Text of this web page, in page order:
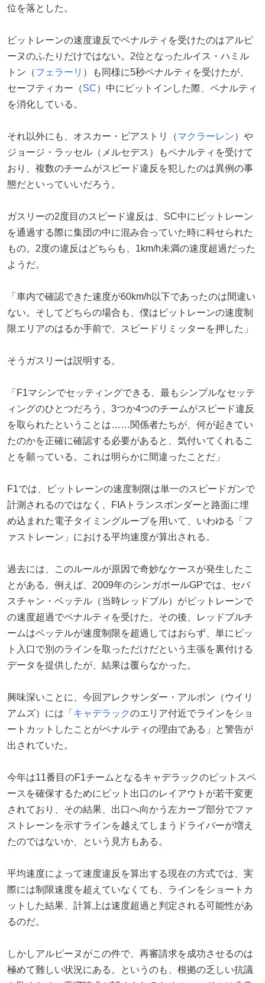
位を落とした。
ピットレーンの速度違反でペナルティを受けたのはアルピ
ーヌのふたりだけではない。2位となったルイス・ハミル
トン（フェラーリ ）も同様に5秒ペナルティを受けたが、
セーフティカー（SC）中にピットインした際、ペナルティ
を消化している。
それ以外にも、オスカー・ピアストリ（マクラーレン）や
ジョージ・ラッセル（メルセデス）もペナルティを受けて
おり、複数のチームがスピード違反を犯したのは異例の事
態だといっていいだろう。
ガスリーの2度目のスピード違反は、SC中にピットレーン
を通過する際に集団の中に混み合っていた時に科せられた
もの。2度の違反はどちらも、1km/h未満の速度超過だった
ようだ。
「車内で確認できた速度が60km/h以下であったのは間違い
ない。そしてどちらの場合も、僕はピットレーンの速度制
限エリアのはるか手前で、スピードリミッターを押した」
そうガスリーは説明する。
「F1マシンでセッティングできる、最もシンプルなセッテ
ィングのひとつだろう。3つか4つのチームがスピード違反
を取られたということは……関係者たちが、何が起きてい
たのかを正確に確認する必要があると、気付いてくれるこ
とを願っている。これは明らかに間違ったことだ」
F1では、ピットレーンの速度制限は単一のスピードガンで
計測されるのではなく、FIAトランスポンダーと路面に埋
め込まれた電子タイミングループを用いて、いわゆる「フ
ァストレーン」における平均速度が算出される。
過去には、このルールが原因で奇妙なケースが発生したこ
とがある。例えば、2009年のシンガポールGPでは、セバ
スチャン・ベッテル（当時レッドブル）がピットレーンで
の速度超過でペナルティを受けた。その後、レッドブルチ
ームはベッテルが速度制限を超過してはおらず、単にピッ
ト入口で別のラインを取っただけだという主張を裏付ける
データを提供したが、結果は覆らなかった。
興味深いことに、今回アレクサンダー・アルボン（ウイリ
アムズ）には「 キャデラックのエリア付近でラインをショ
ートカットしたことがペナルティの理由である」と警告が
出されていた。
今年は11番目のF1チームとなるキャデラックのピットスペ
ースを確保するためにピット出口のレイアウトが若干変更
されており、その結果、出口へ向かう左カーブ部分でファ
ストレーンを示すラインを越えてしまうドライバーが増え
たのではないか、という見方もある。
平均速度によって速度違反を算出する現在の方式では、実
際には制限速度を超えていなくても、ラインをショートカ
ットした結果、計算上は速度超過と判定される可能性があ
るのだ。
しかしアルピーヌがこの件で、再審請求を成功させるのは
極めて難しい状況にある。というのも、根拠の乏しい抗議